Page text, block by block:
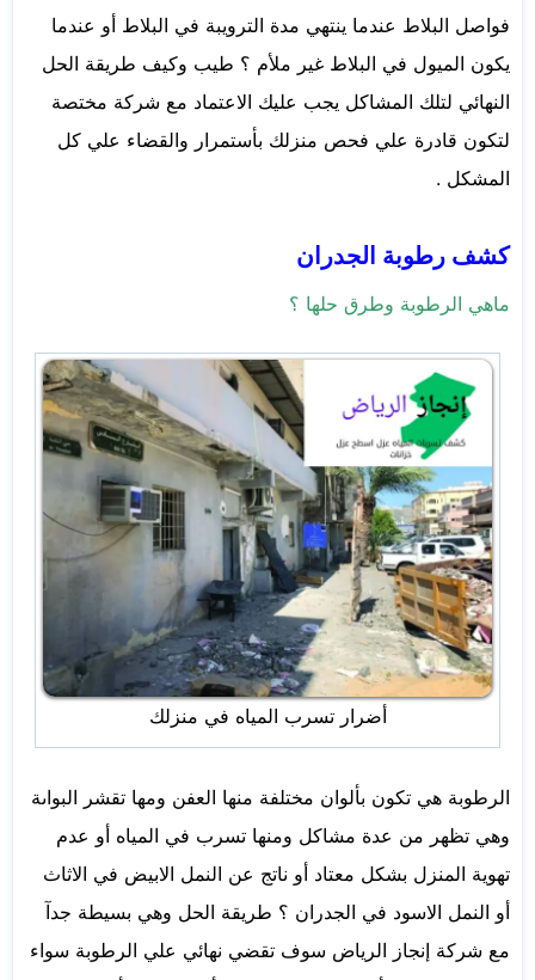
فواصل البلاط عندما ينتهي مدة الترويبة في البلاط أو عندما
يكون الميول في البلاط غير ملأم ؟ طيب وكيف طريقة الحل
النهائي لتلك المشاكل يجب عليك الاعتماد مع شركة مختصة
لتكون قادرة علي فحص منزلك بأستمرار والقضاء علي كل
المشكل .
كشف رطوبة الجدران
ماهي الرطوبة وطرق حلها ؟
أضرار تسرب المياه في منزلك
الرطوبة هي تكون بألوان مختلفة منها العفن ومها تقشر البواىة
وهي تظهر من عدة مشاكل ومنها تسرب في المياه أو عدم
تهوية المنزل بشكل معتاد أو ناتج عن النمل الابيض في الاثاث
أو النمل الاسود في الجدران ؟ طريقة الحل وهي بسيطة جدآ
مع شركة إنجاز الرياض سوف تقضي نهائي علي الرطوبة سواء